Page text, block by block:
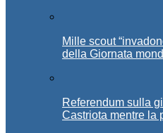
Mille scout
della Giornata
Referendum sulla
Castriota mentre la